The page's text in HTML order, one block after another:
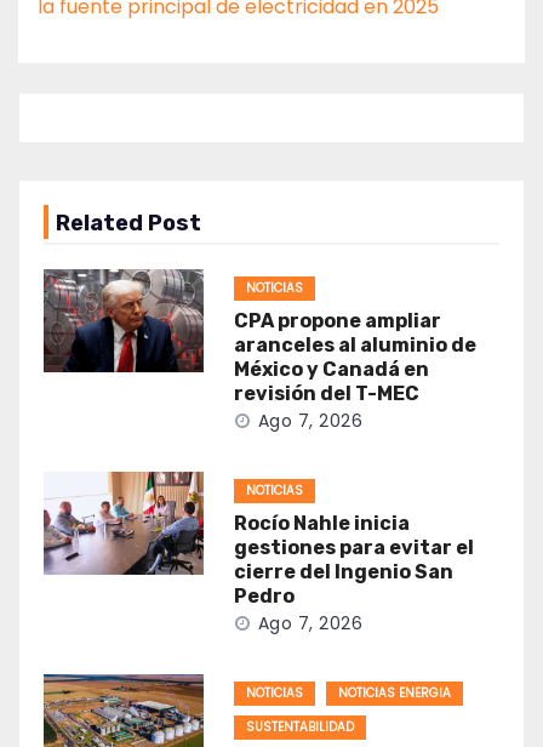
la fuente principal de electricidad en 2025
Related Post
NOTICIAS
CPA propone ampliar
aranceles al aluminio de
México y Canadá en
revisión del T-MEC
Ago 7, 2026
NOTICIAS
Rocío Nahle inicia
gestiones para evitar el
cierre del Ingenio San
Pedro
Ago 7, 2026
NOTICIAS
NOTICIAS ENERGIA
SUSTENTABILIDAD